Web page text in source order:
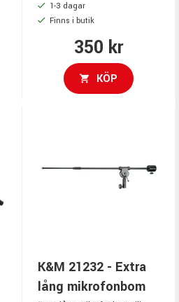
1-3 dagar
Finns i butik
350 kr
KÖP
K&M 21232 - Extra
lång mikrofonbom